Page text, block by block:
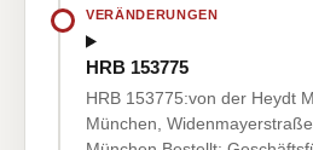
VERÄNDERUNGEN
HRB 153775
HRB 153775:von der Heydt
München,